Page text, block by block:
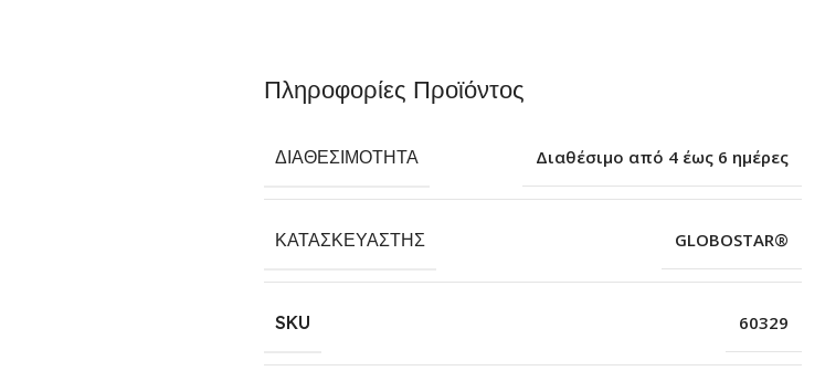
Πληροφορίες Προϊόντος
ΔΙΑΘΕΣΙΜΌΤΗΤΑ Διαθέσιμο από 4 έως 6 ημέρες
ΚΑΤΑΣΚΕΥΑΣΤΉΣ GLOBOSTAR®
SKU 60329